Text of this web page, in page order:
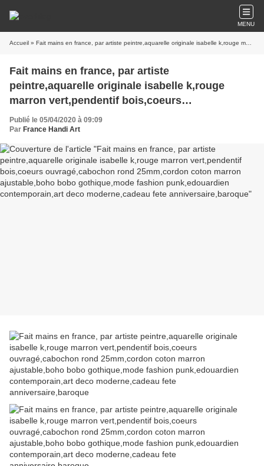
MENU
Accueil » Fait mains en france, par artiste peintre,aquarelle originale isabelle k,rouge marron vert,pendentif bois,coeurs ouvragé,cabochon rond 25mm,cordon coton marron ajustable,boho bobo gothique,mode fashion punk,edouardien contemporain,art deco moderne,cadeau fete anniversaire,baroque
Fait mains en france, par artiste
peintre,aquarelle originale isabelle k,rouge
marron vert,pendentif bois,coeurs
ouvragé,cabochon rond 25mm,cordon coton
marron ajustable,boho bobo gothique,mode
fashion punk,edouardien contemporain,art deco
moderne,cadeau fete anniversaire,baroque
Publié le 05/04/2020 à 09:09
Par France Handi Art